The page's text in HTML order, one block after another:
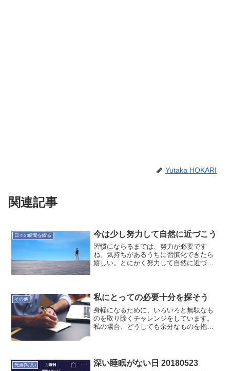
Yutaka HOKARI
関連記事
日々の瞬間を綴る 今は少し努力して自然に近づこう
習慣にならるまでは、努力が必要です
ね。気持ちがあるうちに習慣化できたら
嬉しい。とにかく努力して自然に近づこ
その他 私にとっての必要十分を探そう
身軽になるために、いろいろと無駄なも
のを取り除くチャレンジをしています。
私の場合、どうしても余分なものを抱え
20171025
光画(写真) 深い睡眠がない日 20180523